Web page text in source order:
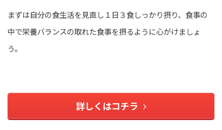
まずは自分の食生活を見直し１日３食しっかり摂り、食事の
中で栄養バランスの取れた食事を摂るように心がけましょ
う。
詳しくはコチラ